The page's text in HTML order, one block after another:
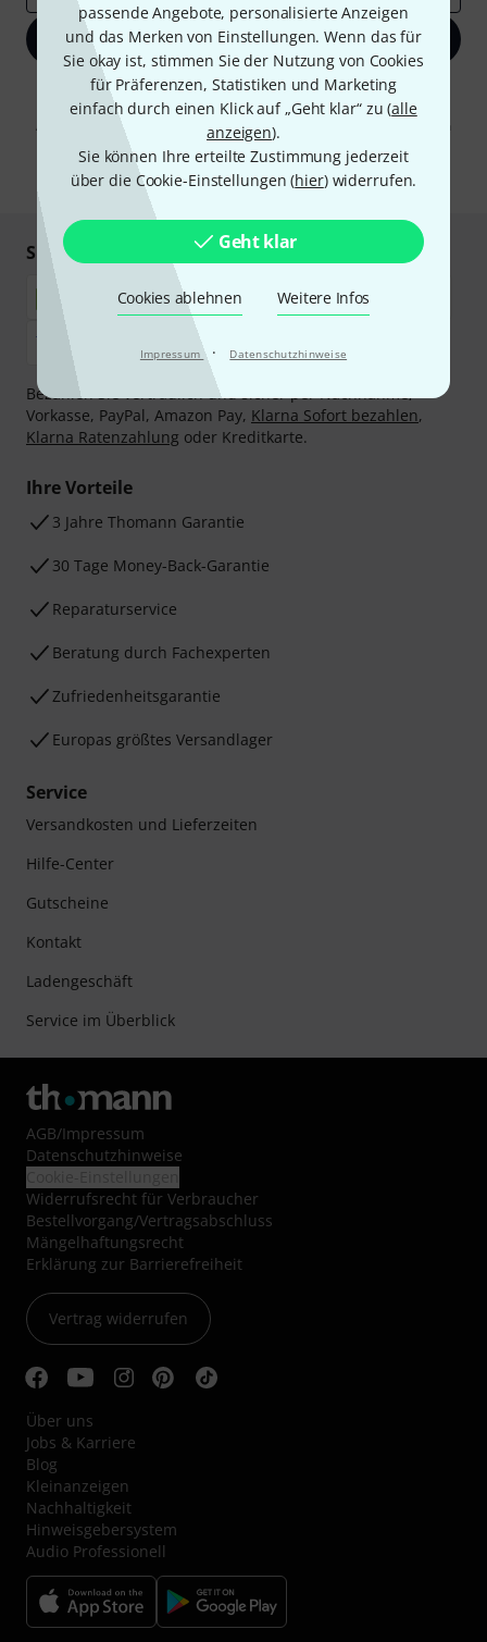
passende Angebote, personalisierte Anzeigen
und das Merken von Einstellungen. Wenn das für
Sie okay ist, stimmen Sie der Nutzung von Cookies
für Präferenzen, Statistiken und Marketing
einfach durch einen Klick auf „Geht klar“ zu (alle
anzeigen).
Sie können Ihre erteilte Zustimmung jederzeit
über die Cookie-Einstellungen (hier) widerrufen.
Geht klar
Cookies ablehnen Weitere Infos
Impressum · Datenschutzhinweise
Jetzt anmelden
Mit Klick auf „Jetzt anmelden“ stimmen Sie dem Erhalt von E-Mail-
Werbung und einer Messung des E-Mail-Nutzungsverhaltens zu. Die
Abmeldung ist jederzeit möglich. Weitere Informationen finden Sie in
Datenschutzhinweisen
* Pflichtfeld
Sicher einkaufen & bezahlen
Bezahlen Sie vertraulich und sicher per Nachnahme,
Vorkasse, PayPal, Amazon Pay, Klarna Sofort bezahlen,
Klarna Ratenzahlung oder Kreditkarte.
Ihre Vorteile
3 Jahre Thomann Garantie
30 Tage Money-Back-Garantie
Reparaturservice
Beratung durch Fachexperten
Zufriedenheitsgarantie
Europas größtes Versandlager
Service
Versandkosten und Lieferzeiten
Hilfe-Center
Gutscheine
Kontakt
Ladengeschäft
Service im Überblick
AGB/Impressum
Datenschutzhinweise
Widerrufsrecht für Verbraucher
Bestellvorgang/Vertragsabschluss
Mängelhaftungsrecht
Erklärung zur Barrierefreiheit
Vertrag widerrufen
Über uns
Jobs & Karriere
Blog
Kleinanzeigen
Nachhaltigkeit
Hinweisgebersystem
Audio Professionell